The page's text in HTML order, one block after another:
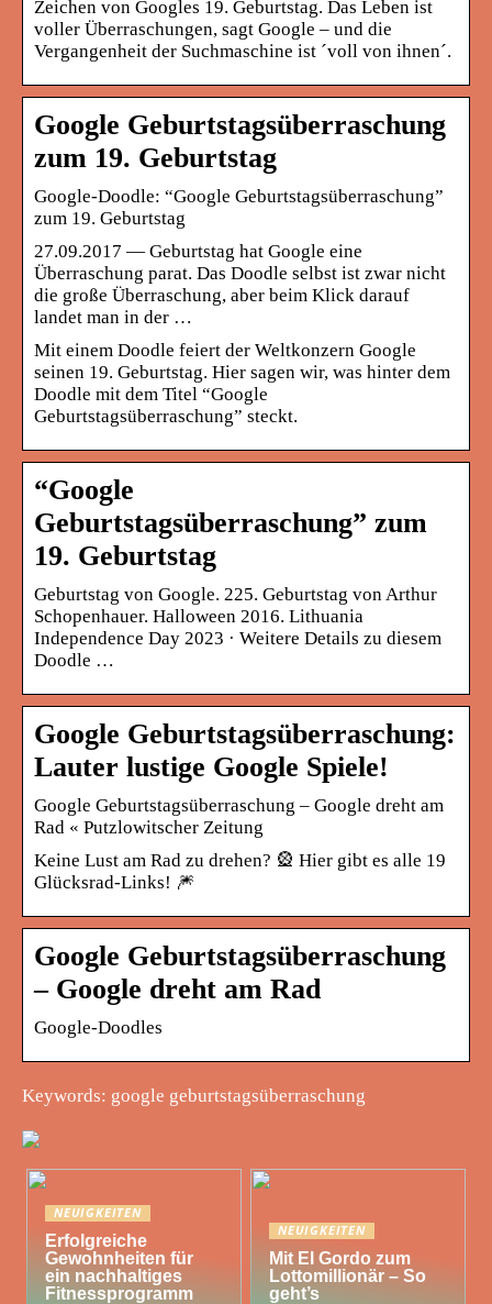
Zeichen von Googles 19. Geburtstag. Das Leben ist
voller Überraschungen, sagt Google – und die
Vergangenheit der Suchmaschine ist ´voll von ihnen´.
Google Geburtstagsüberraschung
zum 19. Geburtstag
Google-Doodle: “Google Geburtstagsüberraschung”
zum 19. Geburtstag
27.09.2017 — Geburtstag hat Google eine
Überraschung parat. Das Doodle selbst ist zwar nicht
die große Überraschung, aber beim Klick darauf
landet man in der …
Mit einem Doodle feiert der Weltkonzern Google
seinen 19. Geburtstag. Hier sagen wir, was hinter dem
Doodle mit dem Titel “Google
Geburtstagsüberraschung” steckt.
“Google
Geburtstagsüberraschung” zum
19. Geburtstag
Geburtstag von Google. 225. Geburtstag von Arthur
Schopenhauer. Halloween 2016. Lithuania
Independence Day 2023 · Weitere Details zu diesem
Doodle …
Google Geburtstagsüberraschung:
Lauter lustige Google Spiele!
Google Geburtstagsüberraschung – Google dreht am
Rad « Putzlowitscher Zeitung
Keine Lust am Rad zu drehen? 🎡 Hier gibt es alle 19
Glücksrad-Links! 🎆
Google Geburtstagsüberraschung
– Google dreht am Rad
Google-Doodles
Keywords: google geburtstagsüberraschung
NEUIGKEITEN
Erfolgreiche
Gewohnheiten für
ein nachhaltiges
Fitnessprogramm
NEUIGKEITEN
Mit El Gordo zum
Lottomillionär – So
geht’s